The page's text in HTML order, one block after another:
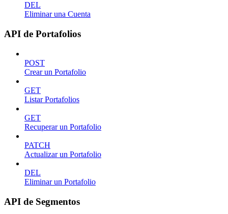
DEL
Eliminar una Cuenta
API de Portafolios
POST
Crear un Portafolio
GET
Listar Portafolios
GET
Recuperar un Portafolio
PATCH
Actualizar un Portafolio
DEL
Eliminar un Portafolio
API de Segmentos